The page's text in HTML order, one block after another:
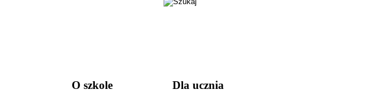
O szkole Dla ucznia